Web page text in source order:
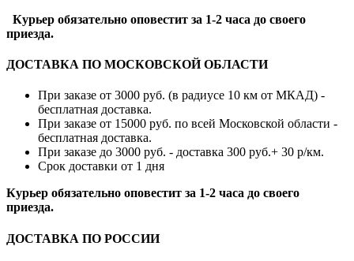
Курьер обязательно оповестит за 1-2 часа до своего
приезда.
ДОСТАВКА ПО МОСКОВСКОЙ ОБЛАСТИ
При заказе от 3000 руб. (в радиусе 10 км от МКАД) -
бесплатная доставка.
При заказе от 15000 руб. по всей Московской области -
бесплатная доставка.
При заказе до 3000 руб. - доставка 300 руб.+ 30 р/км.
Срок доставки от 1 дня
Курьер обязательно оповестит за 1-2 часа до своего
приезда.
ДОСТАВКА ПО РОССИИ